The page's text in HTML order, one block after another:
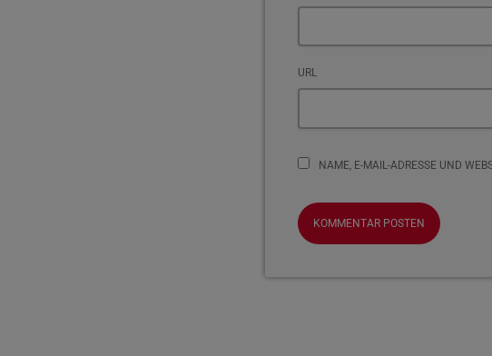
URL
NAME, E-MAIL-ADRESSE UND